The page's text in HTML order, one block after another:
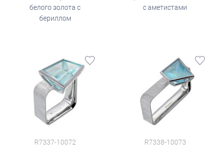
белого золота с
бериллом
с аметистами
R7337-10072 R7338-10073